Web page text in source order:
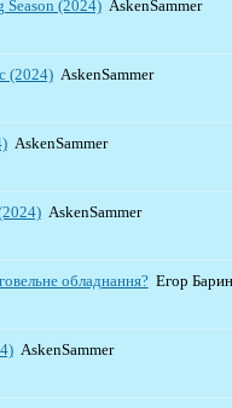
Season (2024) AskenSammer
(2024) AskenSammer
AskenSammer
AskenSammer
обладнання? Егор
AskenSammer